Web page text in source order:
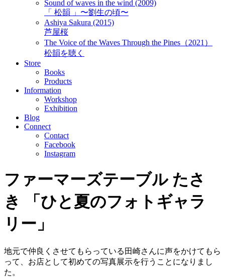
Sound of waves in the wind (2009)
「 松韻 」〜劉生の頃〜
Ashiya Sakura (2015)
芦屋桜
The Voice of the Waves Through the Pines（2021）
松韻を聴く
Store
Books
Products
Information
Workshop
Exhibition
Blog
Connect
Contact
Facebook
Instagram
ファーマーズテーブル たさ
き 「ひと夏のフォトギャラ
リー」
地元で仲良くさせてもらっている田崎さんに声をかけてもら
って、お店として初めての写真展示を行うことになりまし
た。